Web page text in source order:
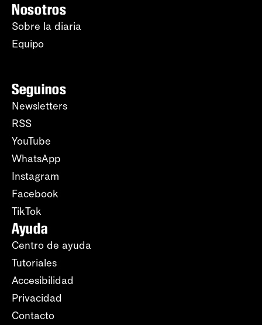
Nosotros
Sobre la diaria
Equipo
Seguinos
Newsletters
RSS
YouTube
WhatsApp
Instagram
Facebook
TikTok
Ayuda
Centro de ayuda
Tutoriales
Accesibilidad
Privacidad
Contacto